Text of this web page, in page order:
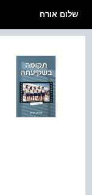
שלום אורח